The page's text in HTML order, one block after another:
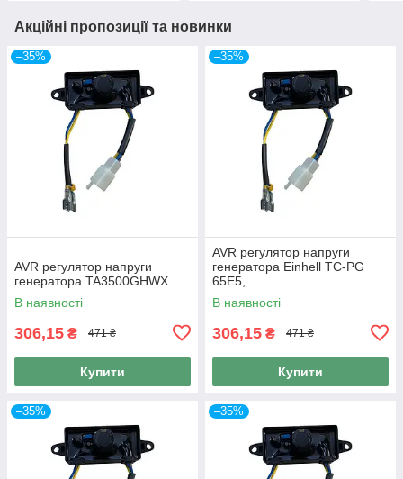
Акційні пропозиції та новинки
–35%
AVR регулятор напруги
генератора TA3500GHWX
В наявності
306,15 ₴ 471 ₴
Купити
–35%
AVR регулятор напруги
генератора Einhell TC-PG
65E5,
В наявності
306,15 ₴ 471 ₴
Купити
–35% –35%